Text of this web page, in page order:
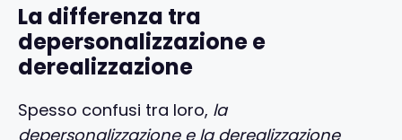
La differenza tra
depersonalizzazione e
derealizzazione
Spesso confusi tra loro, la
depersonalizzazione e la derealizzazione